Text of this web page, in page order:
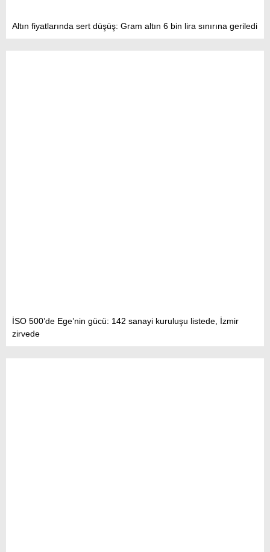
Altın fiyatlarında sert düşüş: Gram altın 6 bin lira sınırına geriledi
İSO 500’de Ege’nin gücü: 142 sanayi kuruluşu listede, İzmir
zirvede